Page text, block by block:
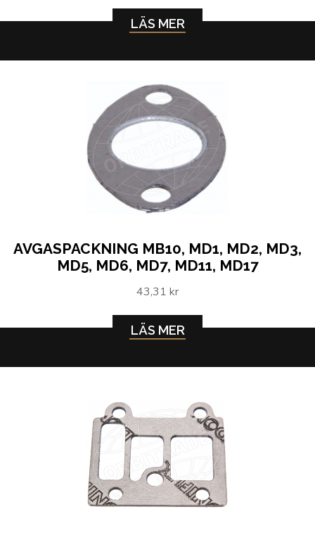
LÄS MER
AVGASPACKNING MB10, MD1, MD2, MD3,
MD5, MD6, MD7, MD11, MD17
43,31 kr
LÄS MER